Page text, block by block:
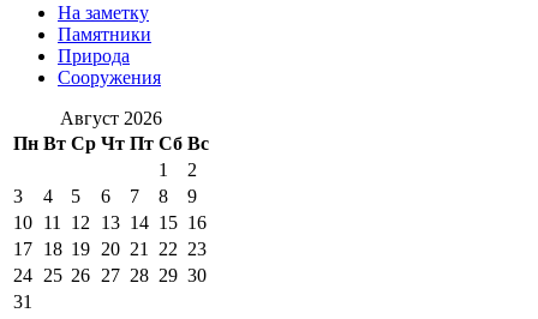
На заметку
Памятники
Природа
Сооружения
Август 2026
Пн Вт Ср Чт Пт Сб Вс
1
2
3
4 5 6 7 8
9
10 11 12 13 14 15 16
17 18 19 20 21 22 23
24 25 26 27 28 29 30
31